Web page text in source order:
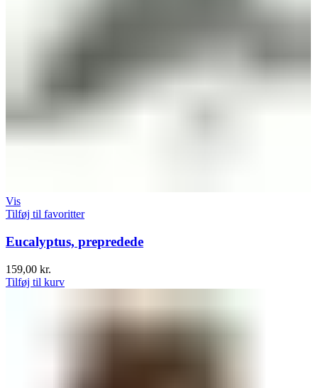
Vis
Tilføj til favoritter
Eucalyptus, prepredede
159,00 kr.
Tilføj til kurv